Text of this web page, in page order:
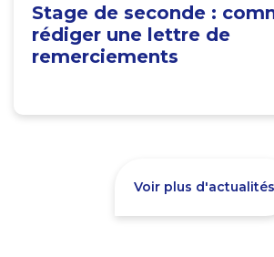
Stage de seconde :
rédiger une lettre de
remerciements
Voir plus d'actualités